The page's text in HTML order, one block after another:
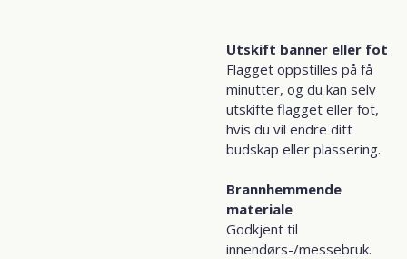
Utskift banner eller fot
Flagget oppstilles på få
minutter, og du kan selv
utskifte flagget eller fot,
hvis du vil endre ditt
budskap eller plassering.
Brannhemmende
materiale
Godkjent til
innendørs-/messebruk.